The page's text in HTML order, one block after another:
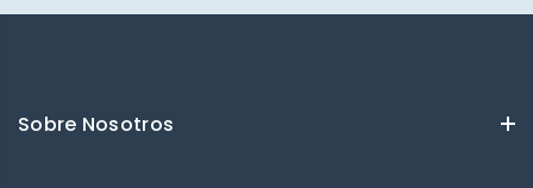
Sobre Nosotros